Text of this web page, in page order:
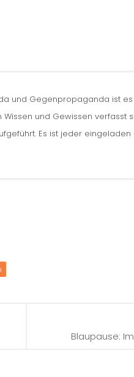
und Gegenpropaganda ist
und Gewissen verfasst
Es ist jeder
Blaupause: